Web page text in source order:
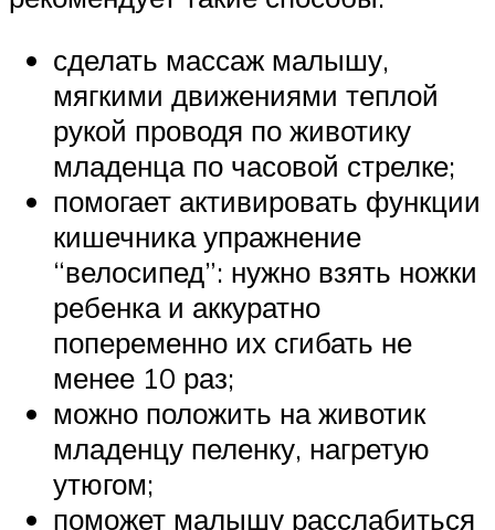
сделать массаж малышу,
мягкими движениями теплой
рукой проводя по животику
младенца по часовой стрелке;
помогает активировать функции
кишечника упражнение
“велосипед”: нужно взять ножки
ребенка и аккуратно
попеременно их сгибать не
менее 10 раз;
можно положить на животик
младенцу пеленку, нагретую
утюгом;
поможет малышу расслабиться